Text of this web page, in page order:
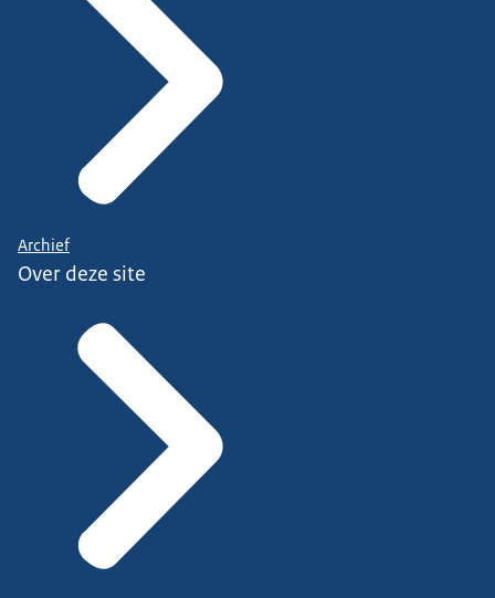
Archief
Over deze site